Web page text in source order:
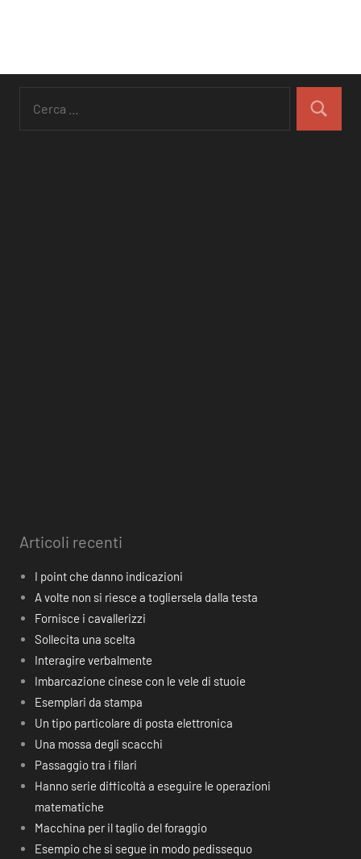
Articoli recenti
I point che danno indicazioni
A volte non si riesce a togliersela dalla testa
Fornisce i cavallerizzi
Sollecita una scelta
Interagire verbalmente
Imbarcazione cinese con le vele di stuoie
Esemplari da stampa
Un tipo particolare di posta elettronica
Una mossa degli scacchi
Passaggio tra i filari
Hanno serie difficoltà a eseguire le operazioni
matematiche
Macchina per il taglio del foraggio
Esempio che si segue in modo pedissequo